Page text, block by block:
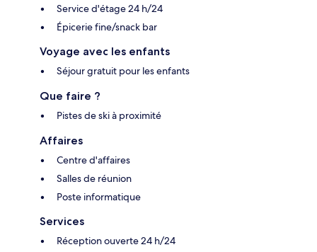
Service d'étage 24 h/24
Épicerie fine/snack bar
Voyage avec les enfants
Séjour gratuit pour les enfants
Que faire ?
Pistes de ski à proximité
Affaires
Centre d'affaires
Salles de réunion
Poste informatique
Services
Réception ouverte 24 h/24